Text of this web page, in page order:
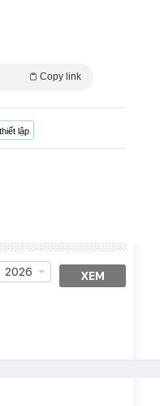
Copy link
lập
2026 XEM